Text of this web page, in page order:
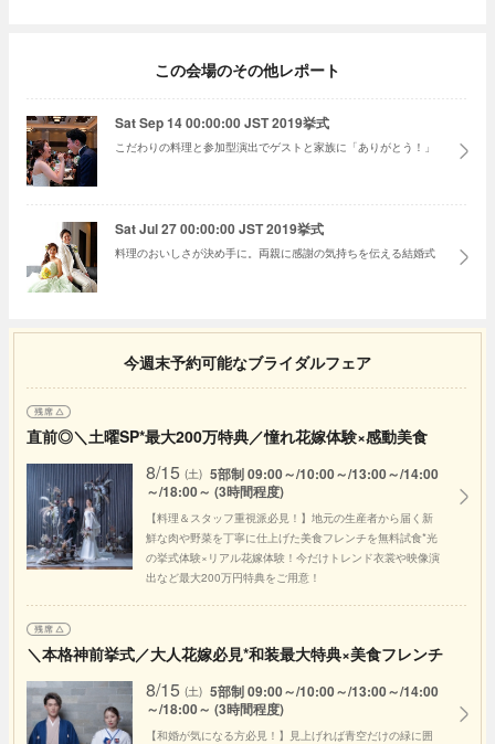
この会場のその他レポート
Sat Sep 14 00:00:00 JST 2019挙式
こだわりの料理と参加型演出でゲストと家族に「ありがとう！」
Sat Jul 27 00:00:00 JST 2019挙式
料理のおいしさが決め手に。両親に感謝の気持ちを伝える結婚式
今週末予約可能なブライダルフェア
直前◎＼土曜SP*最大200万特典／憧れ花嫁体験×感動美食
8/15 (土) 5部制 09:00～/10:00～/13:00～/14:00
～/18:00～ (3時間程度)
【料理＆スタッフ重視派必見！】地元の生産者から届く新
鮮な肉や野菜を丁寧に仕上げた美食フレンチを無料試食*光
の挙式体験×リアル花嫁体験！今だけトレンド衣裳や映像演
出など最大200万円特典をご用意！
＼本格神前挙式／大人花嫁必見*和装最大特典×美食フレンチ
8/15 (土) 5部制 09:00～/10:00～/13:00～/14:00
～/18:00～ (3時間程度)
【和婚が気になる方必見！】見上げれば青空だけの緑に囲